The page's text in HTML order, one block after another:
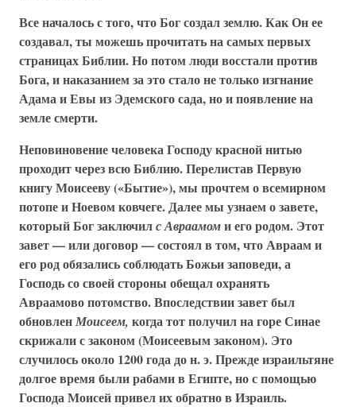
Все началось с того, что Бог создал землю. Как Он ее
создавал, ты можешь прочитать на самых первых
страницах Библии. Но потом люди восстали против
Бога, и наказанием за это стало не только изгнание
Адама и Евы из Эдемского сада, но и появление на
земле смерти.
Неповиновение человека Господу красной нитью
проходит через всю Библию. Перелистав Первую
книгу Моисееву («Бытие»), мы прочтем о всемирном
потопе и Ноевом ковчеге. Далее мы узнаем о завете,
который Бог заключилс Авраамоми его родом. Этот
завет — или договор — состоял в том, что Авраам и
его род обязались соблюдать Божьи заповеди, а
Господь со своей стороны обещал охранять
Авраамово потомство. Впоследствии завет был
обновленМоисеем, когда тот получил на горе Синае
скрижали с законом (Моисеевым законом). Это
случилось около 1200 года до н. э. Прежде израильтяне
долгое время были рабами в Египте, но с помощью
Господа Моисей привел их обратно в Израиль.